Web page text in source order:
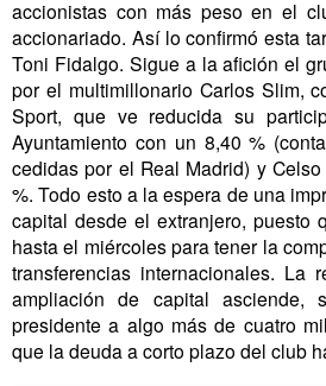
accionistas con más peso en el
accionariado. Así lo confirmó esta
Toni Fidalgo. Sigue a la afición el
por el multimillonario Carlos Slim,
Sport, que ve reducida su
Ayuntamiento con un 8,40 %
cedidas por el Real Madrid) y
%. Todo esto a la espera de una
capital desde el extranjero, puesto
hasta el miércoles para tener la
transferencias internacionales. La
ampliación de capital asciende,
presidente a algo más de cuatro
que la deuda a corto plazo del club